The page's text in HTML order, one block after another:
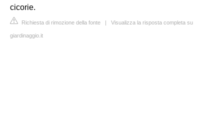
cicorie.
Richiesta di rimozione della fonte | Visualizza la risposta completa su
giardinaggio.it